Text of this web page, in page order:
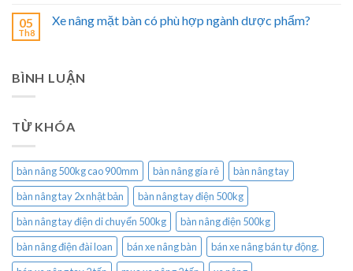
05
Th8
Xe nâng mặt bàn có phù hợp ngành dược phẩm?
BÌNH LUẬN
TỪ KHÓA
bàn nâng 500kg cao 900mm bàn nâng gía rẻ
bàn nâng tay
bàn nâng tay 2x nhật bản
bàn nâng tay điện 500kg
bàn nâng tay điện di chuyển 500kg
bàn nâng điện 500kg
bàn nâng điện đài loan
bán xe nâng bàn
bán xe nâng bán tự động.